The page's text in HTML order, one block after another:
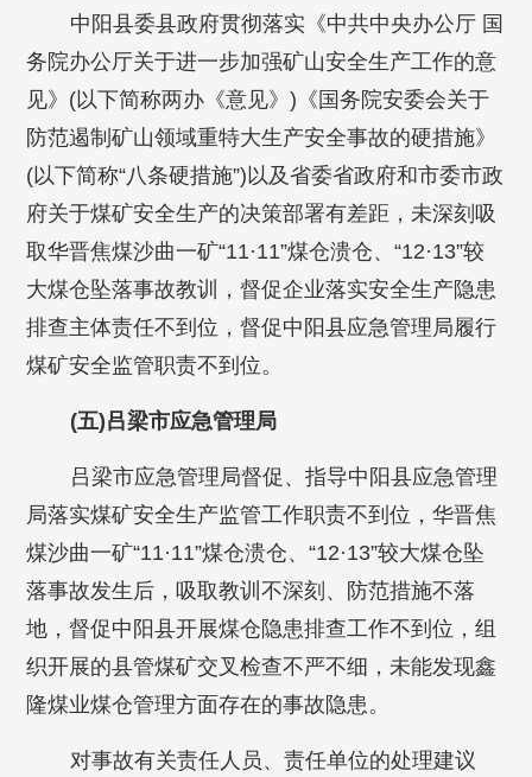
中阳县委县政府贯彻落实《中共中央办公厅 国
务院办公厅关于进一步加强矿山安全生产工作的意
见》(以下简称两办《意见》)《国务院安委会关于
防范遏制矿山领域重特大生产安全事故的硬措施》
(以下简称“八条硬措施”)以及省委省政府和市委市政
府关于煤矿安全生产的决策部署有差距，未深刻吸
取华晋焦煤沙曲一矿“11·11”煤仓溃仓、“12·13”较
大煤仓坠落事故教训，督促企业落实安全生产隐患
排查主体责任不到位，督促中阳县应急管理局履行
煤矿安全监管职责不到位。
(五)吕梁市应急管理局
吕梁市应急管理局督促、指导中阳县应急管理
局落实煤矿安全生产监管工作职责不到位，华晋焦
煤沙曲一矿“11·11”煤仓溃仓、“12·13”较大煤仓坠
落事故发生后，吸取教训不深刻、防范措施不落
地，督促中阳县开展煤仓隐患排查工作不到位，组
织开展的县管煤矿交叉检查不严不细，未能发现鑫
隆煤业煤仓管理方面存在的事故隐患。
对事故有关责任人员、责任单位的处理建议